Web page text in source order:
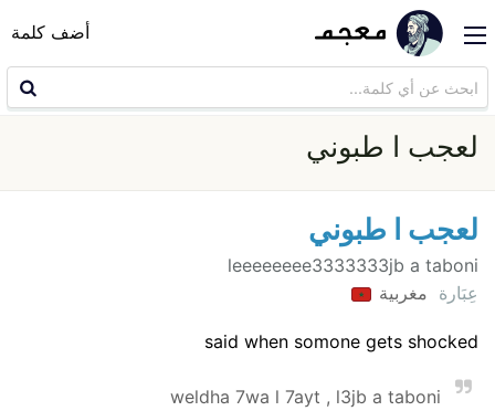
أضف كلمة
لعجب ا طبوني
لعجب ا طبوني
leeeeeeee3333333jb a taboni
عِبَارة مغربية
said when somone gets shocked
weldha 7wa l 7ayt , l3jb a taboni